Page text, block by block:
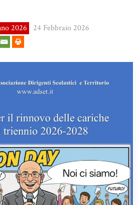
2026
24 Febbraio 2026